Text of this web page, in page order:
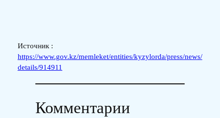
Источник :
https://www.gov.kz/memleket/entities/kyzylorda/press/news/
details/914911
Комментарии